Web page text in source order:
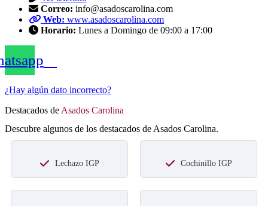
Correo: info@asadoscarolina.com
Web: www.asadoscarolina.com
Horario: Lunes a Domingo de 09:00 a 17:00
¿Hay algún dato incorrecto?
Destacados de Asados Carolina
Descubre algunos de los destacados de Asados Carolina.
Lechazo IGP Cochinillo IGP